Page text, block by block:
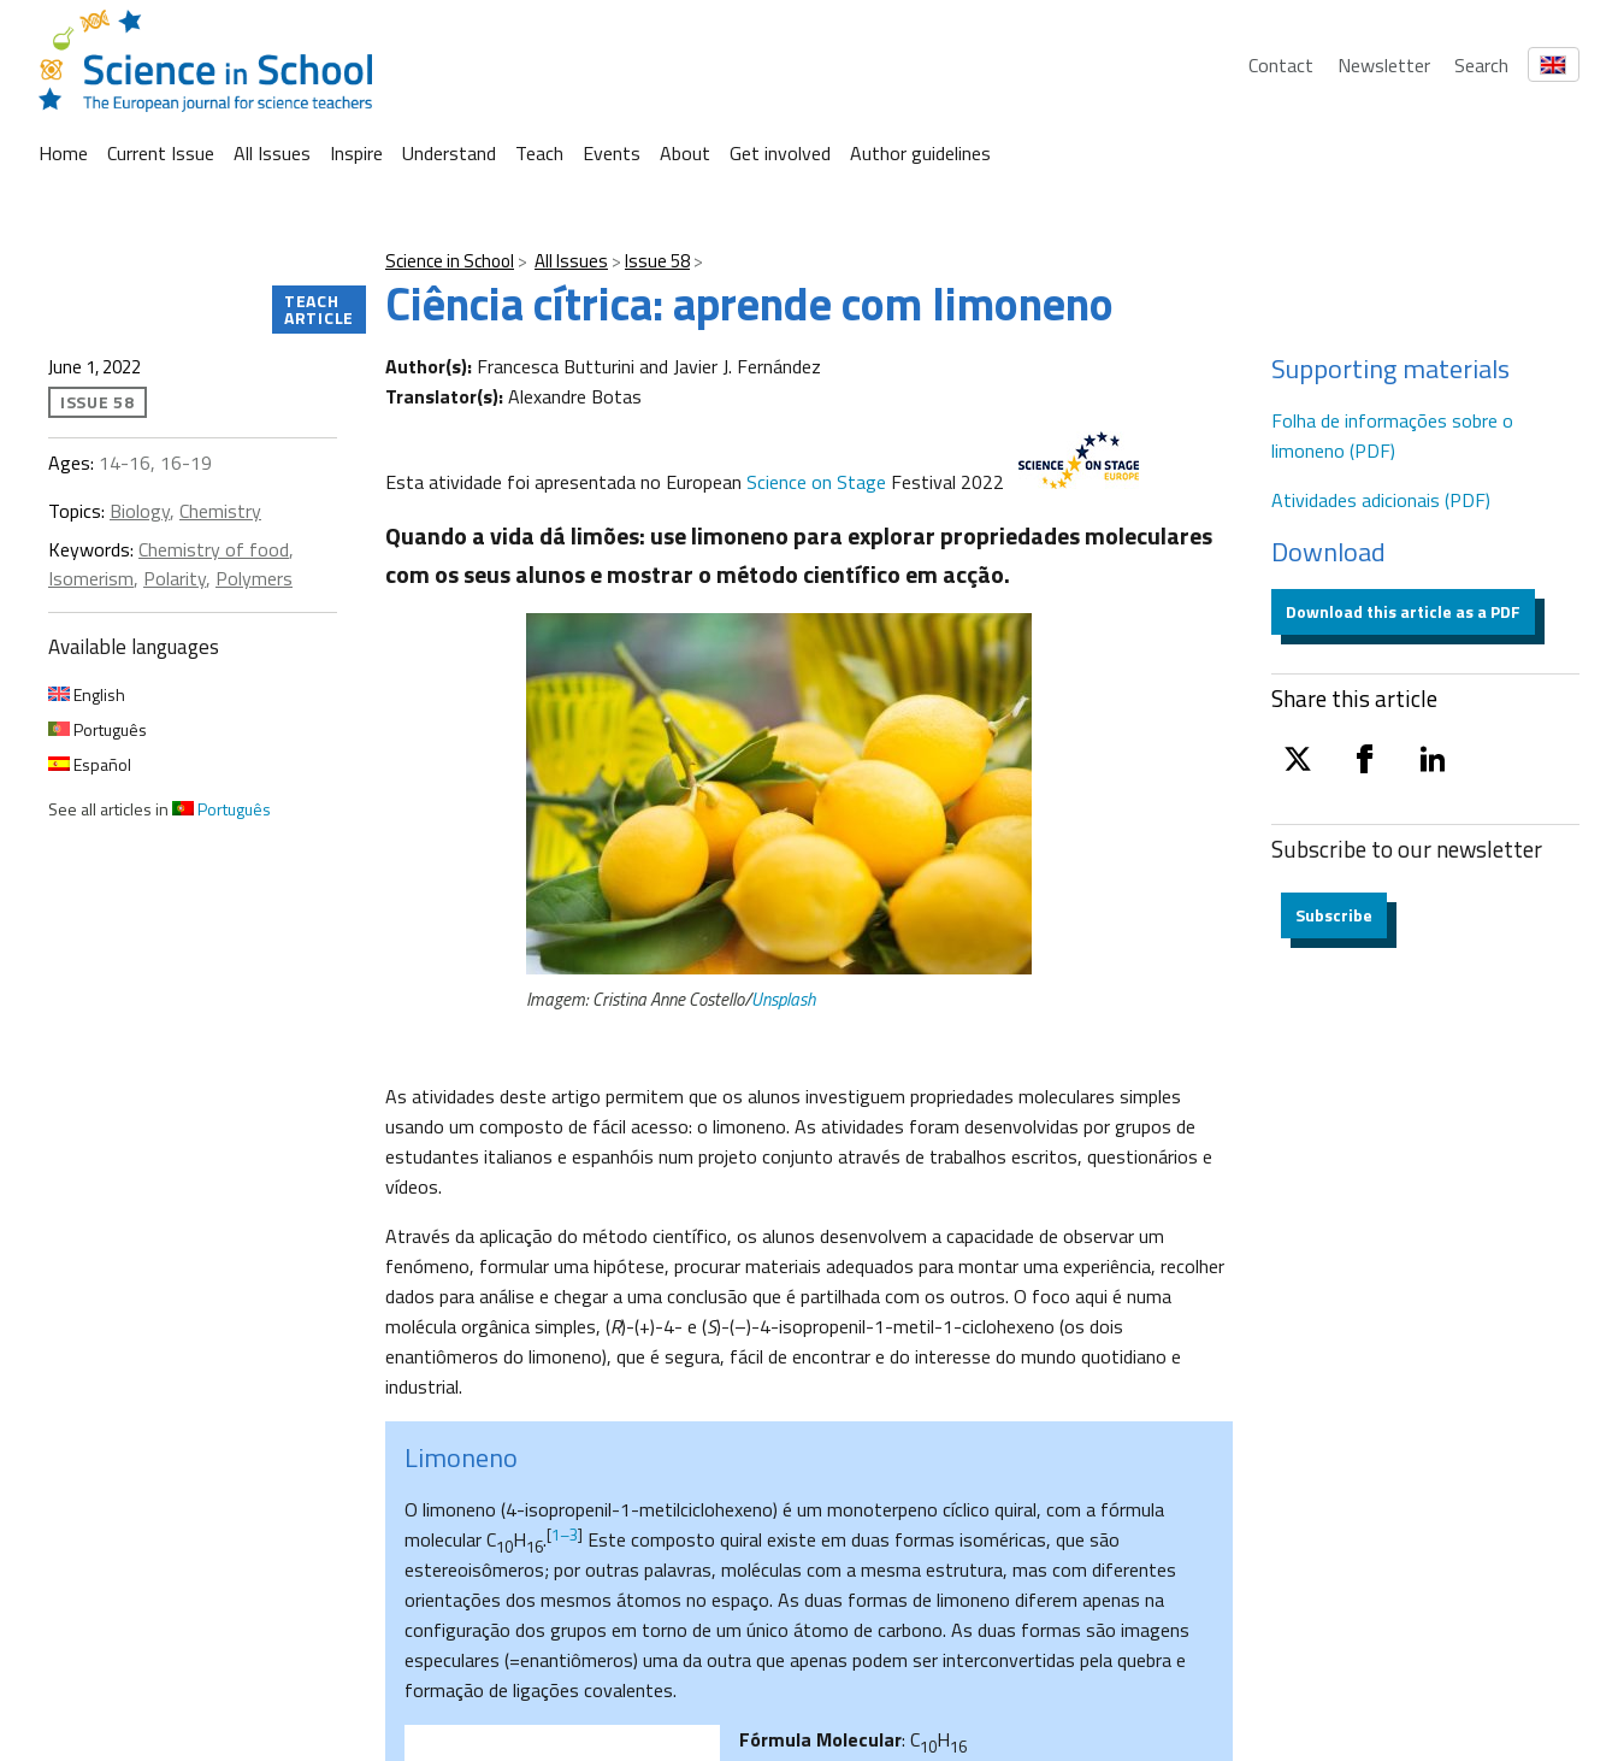
Contact Newsletter Search
Home Current Issue All Issues Inspire Understand Teach Events About Get involved Author guidelines
Science in School All Issues Issue 58
Ciência cítrica: aprende com limoneno
TEACH
ARTICLE
June 1, 2022
ISSUE 58
Ages: 14-16, 16-19
Topics: Biology, Chemistry
Keywords: Chemistry of food,
Isomerism, Polarity, Polymers
Available languages
English
Português
Español
See all articles in
Português
Author(s): Francesca Butturini and Javier J. Fernández
Translator(s):Alexandre Botas
Esta atividade foi apresentada no European Science on Stage Festival 2022
Quando a vida dá limões: use limoneno para explorar propriedades moleculares
com os seus alunos e mostrar o método científico em acção.
Imagem: Cristina Anne Costello/Unsplash
As atividades deste artigo permitem que os alunos investiguem propriedades moleculares simples
usando um composto de fácil acesso: o limoneno. As atividades foram desenvolvidas por grupos de
estudantes italianos e espanhóis num projeto conjunto através de trabalhos escritos, questionários e
vídeos.
Através da aplicação do método científico, os alunos desenvolvem a capacidade de observar um
fenómeno, formular uma hipótese, procurar materiais adequados para montar uma experiência, recolher
dados para análise e chegar a uma conclusão que é partilhada com os outros. O foco aqui é numa
molécula orgânica simples, (R)-(+)-4- e (S)-(–)-4-isopropenil-1-metil-1-ciclohexeno (os dois
enantiômeros do limoneno), que é segura, fácil de encontrar e do interesse do mundo quotidiano e
industrial.
Limoneno
O limoneno (4-isopropenil-1-metilciclohexeno) é um monoterpeno cíclico quiral, com a fórmula
molecular C10H16.[1–3] Este composto quiral existe em duas formas isoméricas, que são
estereoisômeros; por outras palavras, moléculas com a mesma estrutura, mas com diferentes
orientações dos mesmos átomos no espaço. As duas formas de limoneno diferem apenas na
configuração dos grupos em torno de um único átomo de carbono. As duas formas são imagens
especulares (=enantiômeros) uma da outra que apenas podem ser interconvertidas pela quebra e
formação de ligações covalentes.
Fórmula Molecular: C10H16
Supporting materials
Folha de informações sobre o
limoneno (PDF)
Atividades adicionais (PDF)
Download
Download this article as a PDF
Share this article
twitter facebooklinkedin
Subscribe to ournewsletter
Subscribe